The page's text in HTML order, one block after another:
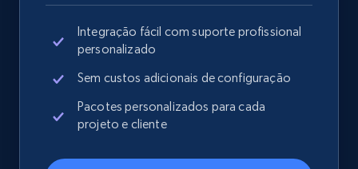
Amazon products global dataset -
Collecting products by keyword search
Title, Seller name, Brand, Description, Initial
price, Currency, Availability, Reviews count, and
more.
2.1K+ 375+ Comece agora
Integração fácil com suporte profissional
personalizado
Sem custos adicionais de configuração
Pacotes personalizados para cada
projeto e cliente